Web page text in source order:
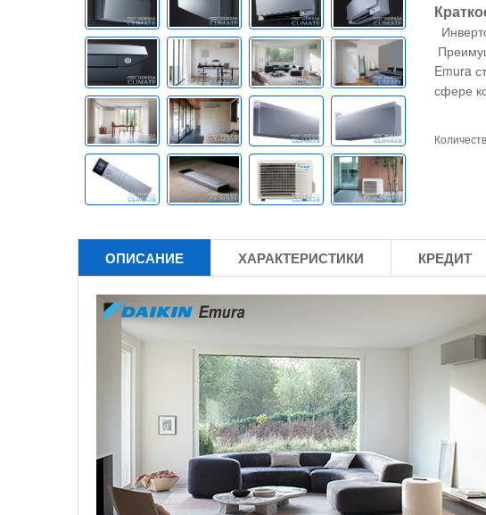
Emura
сфере
ОПИСАНИЕ ХАРАКТЕРИСТИКИ КРЕДИТ